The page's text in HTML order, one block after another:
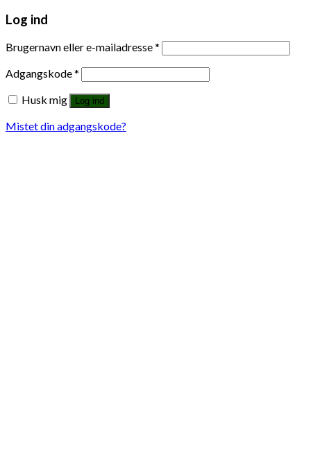
Log ind
Brugernavn eller e-mailadresse*
Adgangskode*
Husk mig
Log ind
Mistet din adgangskode?